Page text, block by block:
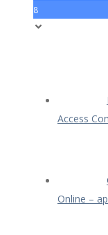
8
Access
Online –